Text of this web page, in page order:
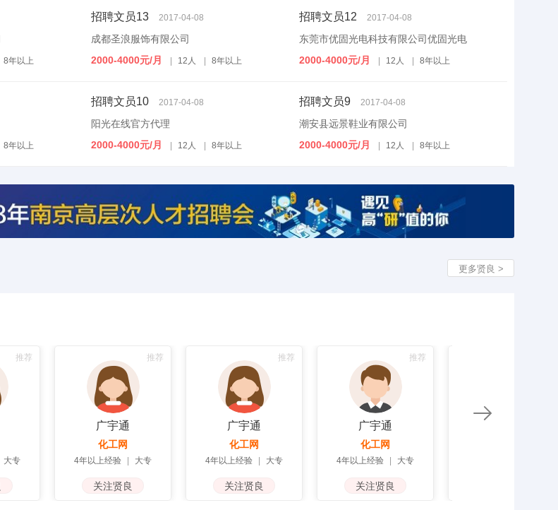
8年以上
招聘文员13 2017-04-08
成都圣浪服饰有限公司
2000-4000元/月
| 12人 | 8年以上
招聘文员12 2017-04-08
东莞市优固光电科技有限公司优固光电
2000-4000元/月
| 12人 | 8年以上
8年以上
招聘文员10 2017-04-08
阳光在线官方代理
2000-4000元/月
| 12人 | 8年以上
招聘文员9 2017-04-08
潮安县远景鞋业有限公司
2000-4000元/月
| 12人 | 8年以上
更多贤良 >
推荐
大专
推荐
广宇通
化工网
4年以上经验 大专
关注贤良
推荐
广宇通
化工网
4年以上经验 大专
关注贤良
推荐
广宇通
化工网
4年以上经验 大专
关注贤良